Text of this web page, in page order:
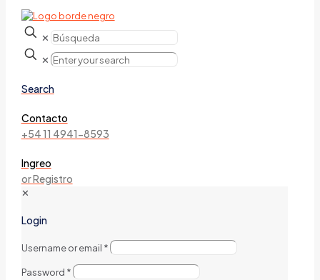
✕
✕
Search
Contacto
+54 11 4941-8593
Ingreo
or Registro
✕
Login
Username or email *
Password *